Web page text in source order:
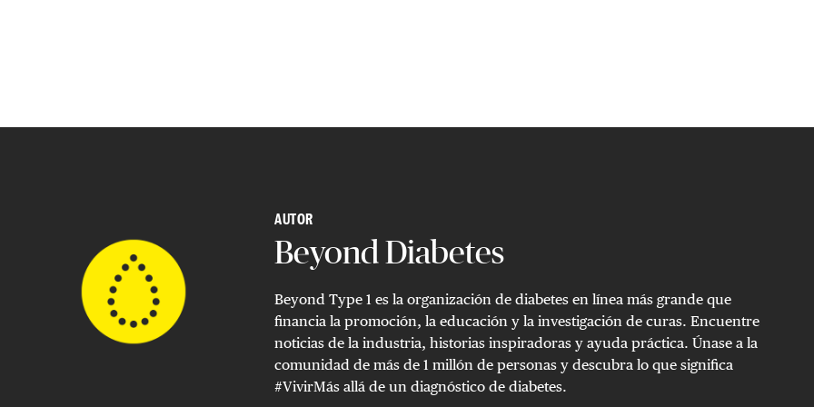
AUTOR
Beyond Diabetes
Beyond Type 1 es la organización de diabetes en línea más grande que
financia la promoción, la educación y la investigación de curas. Encuentre
noticias de la industria, historias inspiradoras y ayuda práctica. Únase a la
comunidad de más de 1 millón de personas y descubra lo que significa
#VivirMás allá de un diagnóstico de diabetes.